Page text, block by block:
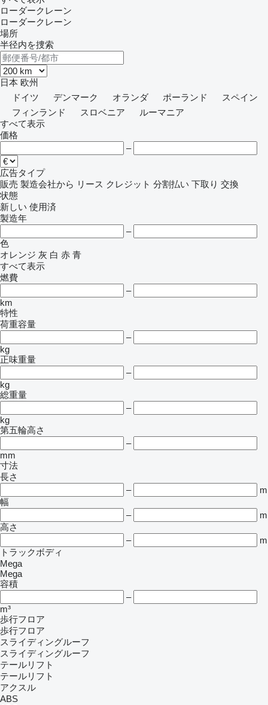
ローダークレーン
ローダークレーン
場所
半径内を捜索
日本 欧州
ドイツ
デンマーク オランダ ポーランド
スペイン
フィンランド
スロベニア
ルーマニア
すべて表示
価格
–
広告タイプ
販売 製造会社から リース クレジット 分割払い 下取り 交換
状態
新しい 使用済
製造年
–
色
オレンジ 灰 白 赤 青
すべて表示
燃費
–
km
特性
荷重容量
–
kg
正味重量
–
kg
総重量
–
kg
第五輪高さ
–
mm
寸法
長さ
–
m
幅
–
m
高さ
–
m
トラックボディ
Mega
Mega
容積
–
m³
歩行フロア
歩行フロア
スライディングルーフ
スライディングルーフ
テールリフト
テールリフト
アクスル
ABS